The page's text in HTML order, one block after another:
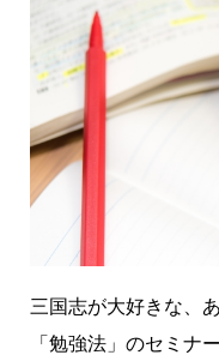
三国志が大好きな、
「勉強法」のセミナ